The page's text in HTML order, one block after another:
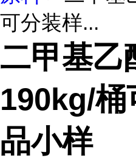
可分装样...
二甲基乙
190kg/桶
品小样